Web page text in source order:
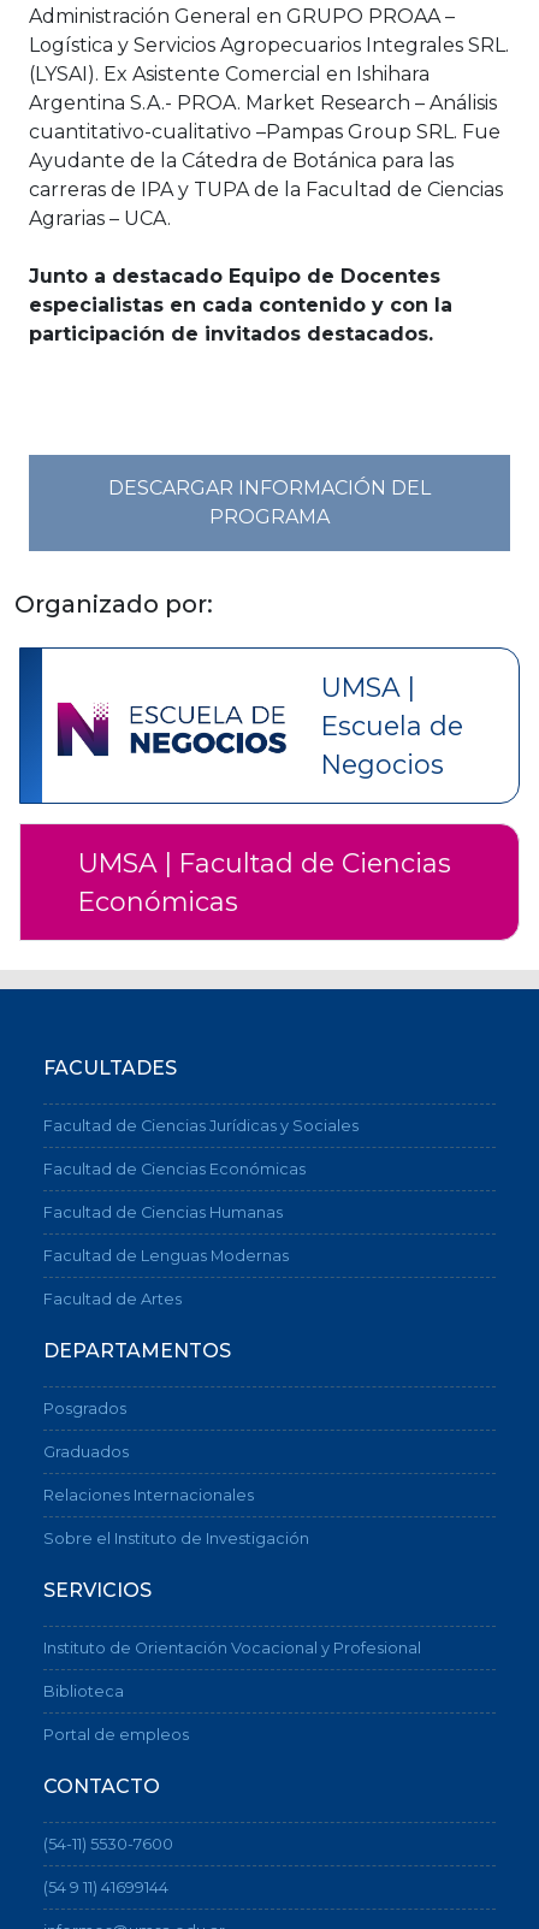
Administración General en GRUPO PROAA –
Logística y Servicios Agropecuarios Integrales SRL.
(LYSAI). Ex Asistente Comercial en Ishihara
Argentina S.A.- PROA. Market Research – Análisis
cuantitativo-cualitativo –Pampas Group SRL. Fue
Ayudante de la Cátedra de Botánica para las
carreras de IPA y TUPA de la Facultad de Ciencias
Agrarias – UCA.
Junto a destacado Equipo de Docentes
especialistas en cada contenido y con la
participación de invitados destacados.
DESCARGAR INFORMACIÓN DEL
PROGRAMA
Organizado por:
UMSA |
Escuela de
Negocios
UMSA | Facultad de Ciencias
Económicas
FACULTADES
Facultad de Ciencias Jurídicas y Sociales
Facultad de Ciencias Económicas
Facultad de Ciencias Humanas
Facultad de Lenguas Modernas
Facultad de Artes
DEPARTAMENTOS
Posgrados
Graduados
Relaciones Internacionales
Sobre el Instituto de Investigación
SERVICIOS
Instituto de Orientación Vocacional y Profesional
Biblioteca
Portal de empleos
CONTACTO
(54-11) 5530-7600
(54 9 11) 41699144